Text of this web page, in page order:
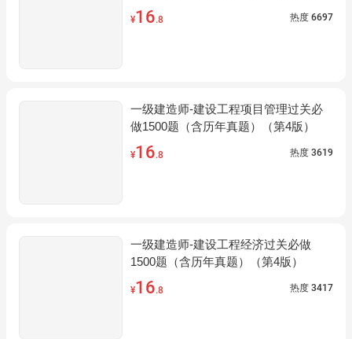
¥16.8 热度 6697
一级建造师-建设工程项目管理过关必
做1500题（含历年真题）（第4版）
¥16.8 热度 3619
一级建造师-建设工程经济过关必做
1500题（含历年真题）（第4版）
¥16.8 热度 3417